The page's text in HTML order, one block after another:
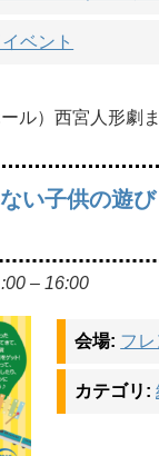
ベント
ル）西宮人形劇
い子供の遊
– 16:00
会場: フ
カテゴリ: